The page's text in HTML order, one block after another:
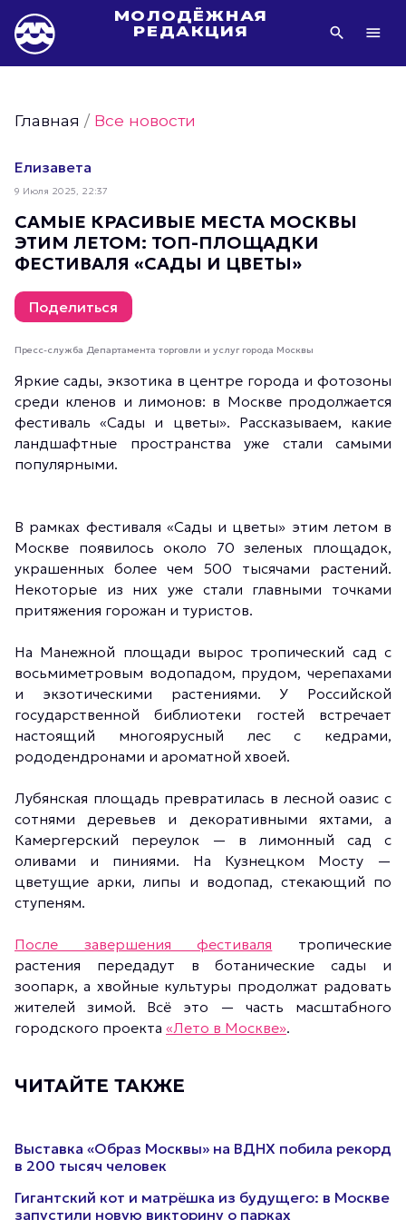
МОЛОДЁЖНАЯ
РЕДАКЦИЯ
Фотогалереи Молодёжи Москвы
Статьи Молодёжи Москвы
Молодёжь Москвы культурная
Молодёжь Москвы спортивная
Молодёжь Москвы в движении
Молодёжь Москвы здоровая
Молодёжь Москвы профессиональная
Молодёжь Москвы туристическая
Все новости
Главная /Все новости
Елизавета
9 Июля 2025, 22:37
САМЫЕ КРАСИВЫЕ МЕСТА МОСКВЫ
ЭТИМ ЛЕТОМ: ТОП-ПЛОЩАДКИ
ФЕСТИВАЛЯ «САДЫ И ЦВЕТЫ»
Поделиться
Пресс-служба Департамента торговли и услуг города Москвы
Яркие сады, экзотика в центре города и фотозоны
среди кленов и лимонов: в Москве продолжается
фестиваль «Сады и цветы». Рассказываем, какие
ландшафтные пространства уже стали самыми
популярными.
В рамках фестиваля «Сады и цветы» этим летом в
Москве появилось около 70 зеленых площадок,
украшенных более чем 500 тысячами растений.
Некоторые из них уже стали главными точками
притяжения горожан и туристов.
На Манежной площади вырос тропический сад с
восьмиметровым водопадом, прудом, черепахами
и экзотическими растениями. У Российской
государственной библиотеки гостей встречает
настоящий многоярусный лес с кедрами,
рододендронами и ароматной хвоей.
Лубянская площадь превратилась в лесной оазис с
сотнями деревьев и декоративными яхтами, а
Камергерский переулок — в лимонный сад с
оливами и пиниями. На Кузнецком Мосту —
цветущие арки, липы и водопад, стекающий по
ступеням.
После завершения фестиваля тропические
растения передадут в ботанические сады и
зоопарк, а хвойные культуры продолжат радовать
жителей зимой. Всё это — часть масштабного
городского проекта «Лето в Москве».
ЧИТАЙТЕ ТАКЖЕ
Выставка «Образ Москвы» на ВДНХ побила рекорд
в 200 тысяч человек
Гигантский кот и матрёшка из будущего: в Москве
запустили новую викторину о парках